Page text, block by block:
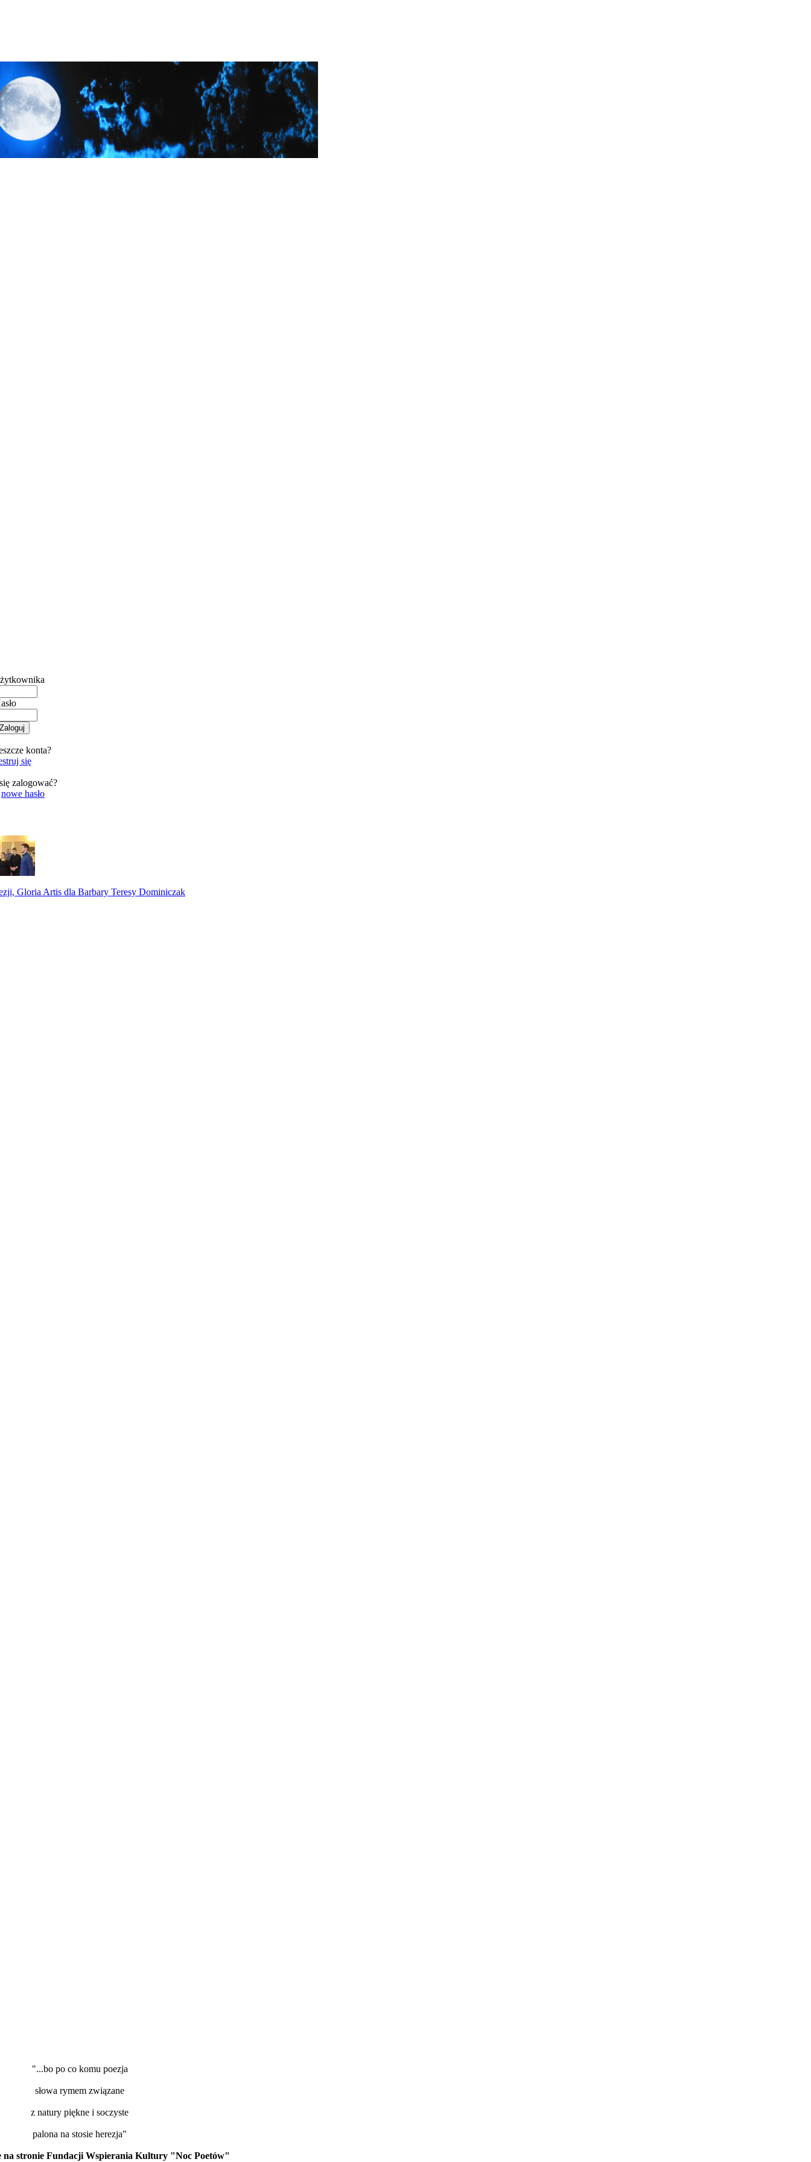
konta?
się
zalogować?
nowe hasło
Gloria Artis dla Barbary Teresy Dominiczak
"...bo po co komu poezja
słowa rymem związane
z natury piękne i soczyste
palona na stosie herezja"
na stronie Fundacji Wspierania Kultury "Noc Poetów"